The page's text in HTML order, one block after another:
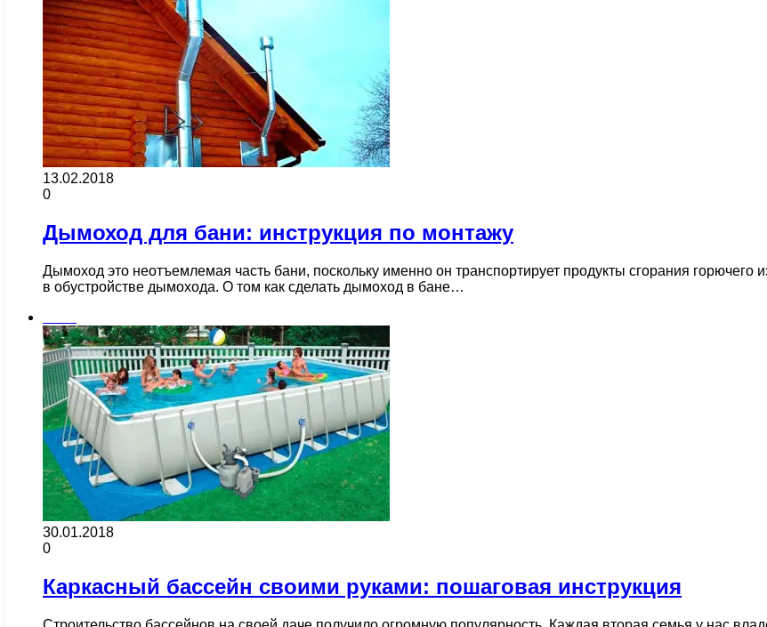
13.02.2018
0
Дымоход для бани: инструкция по монтажу
Дымоход это неотъемлемая часть бани, поскольку именно он транспортирует продукты сгорания
в обустройстве дымохода. О том как сделать дымоход в бане…
30.01.2018
0
Каркасный бассейн своими руками: пошаговая инструкция